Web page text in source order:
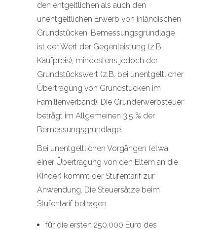
den entgeltlichen als auch den
unentgeltlichen Erwerb von inländischen
Grundstücken. Bemessungsgrundlage
ist der Wert der Gegenleistung (z.B.
Kaufpreis), mindestens jedoch der
Grundstückswert (z.B. bei unentgeltlicher
Übertragung von Grundstücken im
Familienverband). Die Grunderwerbsteuer
beträgt im Allgemeinen 3,5 % der
Bemessungsgrundlage.
Bei unentgeltlichen Vorgängen (etwa
einer Übertragung von den Eltern an die
Kinder) kommt der Stufentarif zur
Anwendung. Die Steuersätze beim
Stufentarif betragen
für die ersten 250.000 Euro des